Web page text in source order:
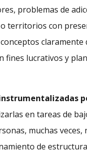
problemas de
con
lucrativos y
en tareas de
muchas
de